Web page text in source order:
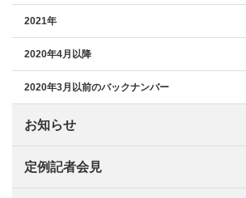
2021年
2020年4月以降
2020年3月以前のバックナンバー
お知らせ
定例記者会見